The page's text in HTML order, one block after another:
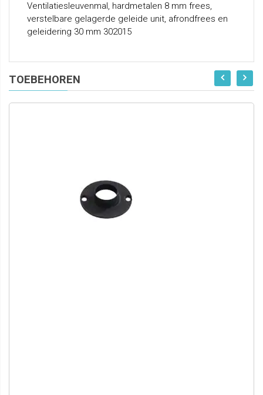
Ventilatiesleuvenmal, hardmetalen 8 mm frees,
verstelbare gelagerde geleide unit, afrondfrees en
geleidering 30 mm 302015
TOEBEHOREN